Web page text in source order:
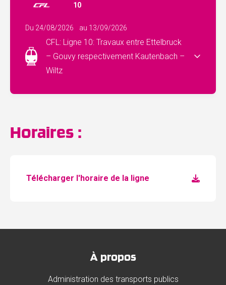
10
Du 24/08/2026 au 13/09/2026
CFL: Ligne 10: Travaux entre Ettelbruck
– Gouvy respectivement Kautenbach –
Wiltz
Horaires :
Télécharger l'horaire de la ligne
À propos
Administration des transports publics